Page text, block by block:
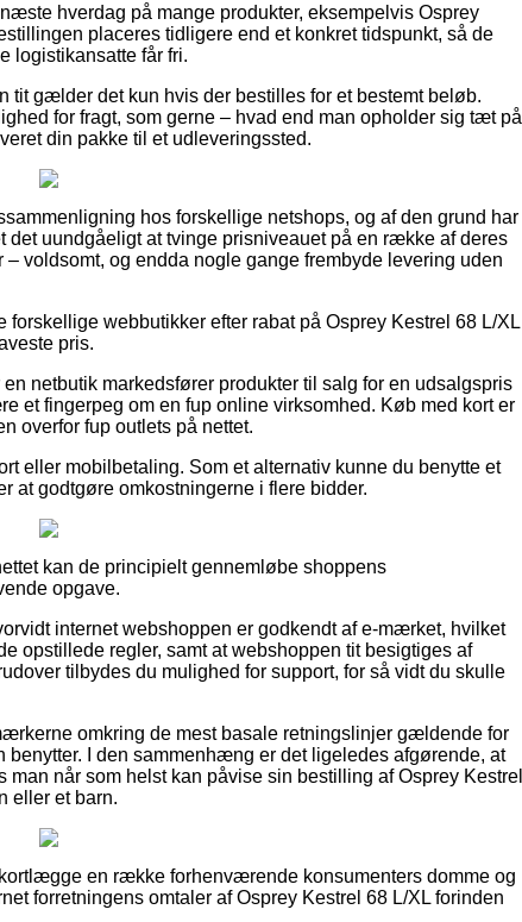
hverdag på mange produkter, eksempelvis Osprey
placeres tidligere end et konkret tidspunkt, så de
logistikansatte får fri.
tit gælder det kun hvis der bestilles for et bestemt beløb.
for fragt, som gerne – hvad end man opholder sig tæt på
din pakke til et udleveringssted.
hos forskellige netshops, og af den grund har
det uundgåeligt at tvinge prisniveauet på en række af deres
voldsomt, og endda nogle gange frembyde levering uden
webbutikker efter rabat på Osprey Kestrel 68 L/XL
pris.
netbutik markedsfører produkter til salg for en udsalgspris
et fingerpeg om en fup online virksomhed. Køb med kort er
overfor fup outlets på nettet.
eller mobilbetaling. Som et alternativ kunne du benytte et
at godtgøre omkostningerne i flere bidder.
kan de principielt gennemløbe shoppens
opgave.
internet webshoppen er godkendt af e-mærket, hvilket
opstillede regler, samt at webshoppen tit besigtiges af
tilbydes du mulighed for support, for så vidt du skulle
omkring de mest basale retningslinjer gældende for
I den sammenhæng er det ligeledes afgørende, at
når som helst kan påvise sin bestilling af Osprey Kestrel
eller et barn.
en række forhenværende konsumenters domme og
forretningens omtaler af Osprey Kestrel 68 L/XL forinden